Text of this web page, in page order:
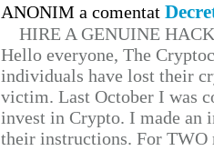
ANONIM a comentat
HIRE A GENUINE
Hello everyone, The
individuals have lost their
victim. Last October I was
invest in Crypto. I made
their instructions. For TWO